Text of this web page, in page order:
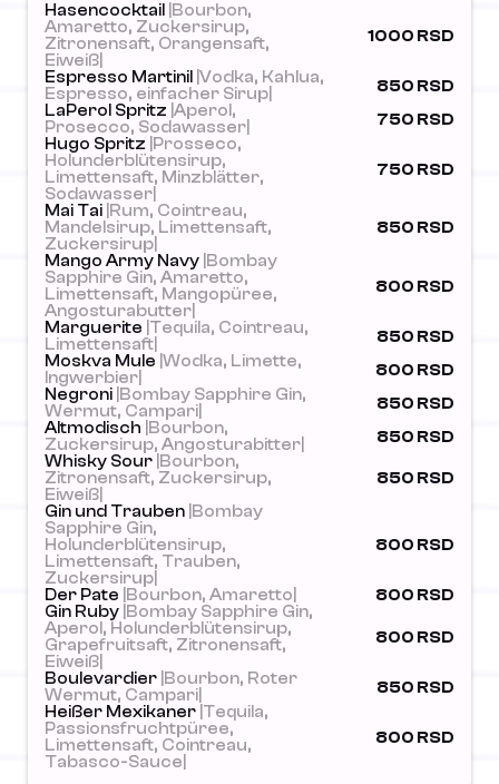
Hasencocktail
|Bourbon,
Amaretto, Zuckersirup,
Zitronensaft, Orangensaft,
Eiweiß|
1000 RSD
Espresso Martinil |Vodka, Kahlua,
Espresso, einfacher Sirup|
850 RSD
LaPerol Spritz |Aperol,
Prosecco, Sodawasser|
750 RSD
Hugo Spritz |Prosseco,
Holunderblütensirup,
Limettensaft, Minzblätter,
Sodawasser|
750 RSD
Mai Tai |Rum, Cointreau,
Mandelsirup, Limettensaft,
Zuckersirup|
850 RSD
Mango Army Navy |Bombay
Sapphire Gin, Amaretto,
Limettensaft, Mangopüree,
Angosturabutter|
800 RSD
Marguerite |Tequila, Cointreau,
Limettensaft|
850 RSD
Moskva Mule |Wodka, Limette,
Ingwerbier|
800 RSD
Negroni |Bombay Sapphire Gin,
Wermut, Campari|
850 RSD
Altmodisch |Bourbon,
Zuckersirup, Angosturabitter|
850 RSD
Whisky Sour |Bourbon,
Zitronensaft, Zuckersirup,
Eiweiß|
850 RSD
Gin und Trauben |Bombay
Sapphire Gin,
Holunderblütensirup,
Limettensaft, Trauben,
Zuckersirup|
800 RSD
Der Pate |Bourbon, Amaretto|
800 RSD
Gin Ruby |Bombay Sapphire Gin,
Aperol, Holunderblütensirup,
Grapefruitsaft, Zitronensaft,
Eiweiß|
800 RSD
Boulevardier |Bourbon, Roter
Wermut, Campari|
850 RSD
Heißer Mexikaner |Tequila,
Passionsfruchtpüree,
Limettensaft, Cointreau,
Tabasco-Sauce|
800 RSD